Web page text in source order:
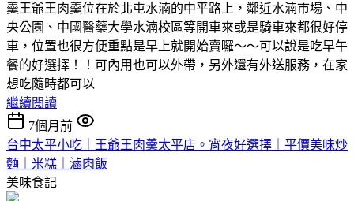
羹王爺王肉羹位在於北屯水湳的中平路上，鄰近水湳市場、中
央公園、中國醫藥大學水湳校區等開車來或是騎車來都很好停
車，位置也很方便重點是早上就開始賣囉～～可以說是吃早午
餐的好選擇！！可內用也可以外帶，另外還有外送服務，在家
想吃隨時都可以
繼續閱讀
7個月前
台中太平小吃｜王爺王肉羹太平店。宵夜好選擇｜平價美味炒
麵｜米糕｜滷肉飯
美味食記